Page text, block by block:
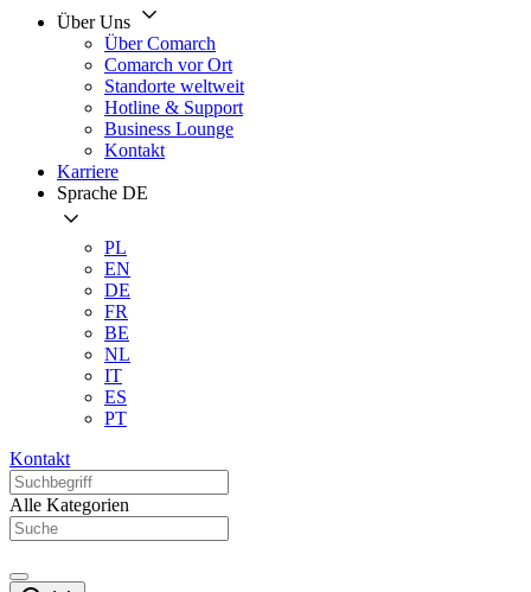
Über Uns
Über Comarch
Comarch vor Ort
Standorte weltweit
Hotline & Support
Business Lounge
Kontakt
Karriere
Sprache DE
PL
EN
DE
FR
BE
NL
IT
ES
PT
Kontakt
Alle Kategorien